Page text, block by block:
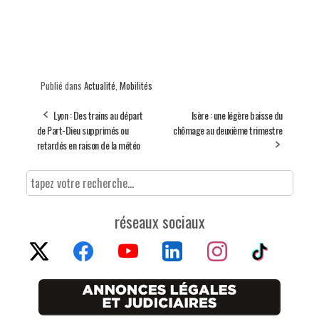
Publié dans Actualité Mobilités
Lyon : Des trains au départ
de Part-Dieu supprimés ou
retardés en raison de la météo
Isère : une légère baisse du
chômage au deuxième trimestre
réseaux sociaux